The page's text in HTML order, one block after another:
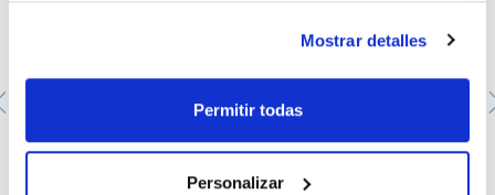
Mostrar detalles
Permitir todas
Personalizar
volumétrica de Karl Fischer (cetonas, aldeíhdos)